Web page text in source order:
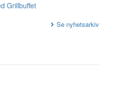
Grillbuffet
Se nyhetsarkiv